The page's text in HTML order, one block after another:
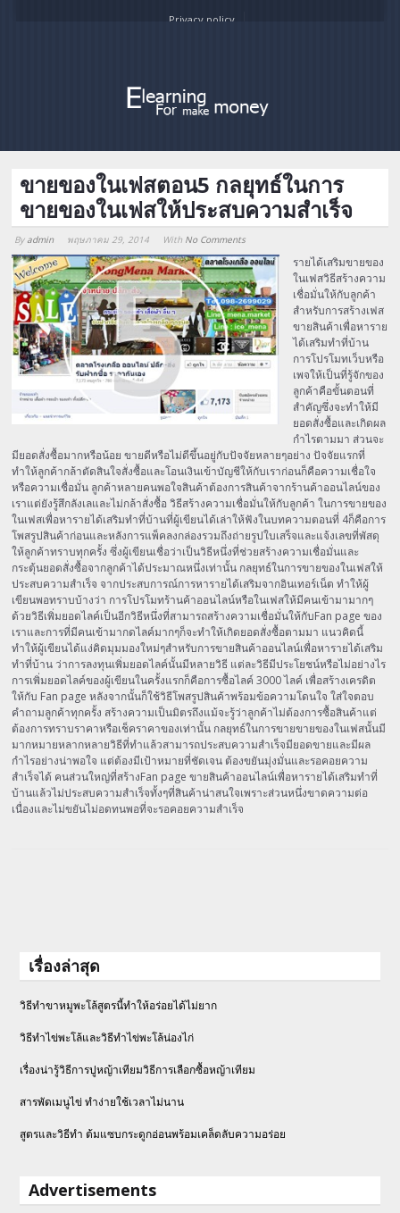
Privacy policy
ขายของในเฟสตอน5 กลยุทธ์ในการ
ขายของในเฟสให้ประสบความสำเร็จ
By admin พฤษภาคม 29, 2014 With No Comments
Array
รายได้เสริมขายของ
ในเฟสวิธีสร้างความ
เชื่อมั่นให้กับลูกค้า
สำหรับการสร้างเฟส
ขายสินค้าเพื่อหาราย
ได้เสริมทำที่บ้าน
การโปรโมทเว็บหรือ
เพจให้เป็นที่รู้จักของ
ลูกค้าคือขั้นตอนที่
สำคัญซึ่งจะทำให้มี
ยอดสั่งซื้อและเกิดผล
กำไรตามมา ส่วนจะ
มียอดสั่งซื้อมากหรือน้อย ขายดีหรือไม่ดีขึ้นอยู่กับปัจจัยหลายๆอย่าง ปัจจัยแรกที่
ทำให้ลูกค้ากล้าตัดสินใจสั่งซื้อและโอนเงินเข้าบัญชีให้กับเราก่อนก็คือความเชื่อใจ
หรือความเชื่อมั่น ลูกค้าหลายคนพอใจสินค้าต้องการสินค้าจากร้านค้าออนไลน์ของ
เราแต่ยังรู้สึกลังเลและไม่กล้าสั่งซื้อ วิธีสร้างความเชื่อมั่นให้กับลูกค้า ในการขายของ
ในเฟสเพื่อหารายได้เสริมทำที่บ้านที่ผู้เขียนได้เล่าให้ฟังในบทความตอนที่ 4ก็คือการ
โพสรูปสินค้าก่อนและหลังการแพ็คลงกล่องรวมถึงถ่ายรูปใบเสร็จและแจ้งเลขที่พัสดุ
ให้ลูกค้าทราบทุกครั้ง ซึ่งผู้เขียนเชื่อว่าเป็นวิธีหนึ่งที่ช่วยสร้างความเชื่อมั่นและ
กระตุ้นยอดสั่งซื้อจากลูกค้าได้ประมาณหนึ่งเท่านั้น กลยุทธ์ในการขายของในเฟสให้
ประสบความสำเร็จ จากประสบการณ์การหารายได้เสริมจากอินเทอร์เน็ต ทำให้ผู้
เขียนพอทราบบ้างว่า การโปรโมทร้านค้าออนไลน์หรือในเฟสให้มีคนเข้ามามากๆ
ด้วยวิธีเพิ่มยอดไลค์เป็นอีกวิธีหนึ่งที่สามารถสร้างความเชื่อมั่นให้กับFan page ของ
เราและการที่มีคนเข้ามากดไลค์มากๆก็จะทำให้เกิดยอดสั่งซื้อตามมา แนวคิดนี้
ทำให้ผู้เขียนได้แง่คิดมุมมองใหม่ๆสำหรับการขายสินค้าออนไลน์เพื่อหารายได้เสริม
ทำที่บ้าน ว่าการลงทุนเพิ่มยอดไลค์นั้นมีหลายวิธี แต่ละวิธีมีประโยชน์หรือไม่อย่างไร
การเพิ่มยอดไลค์ของผู้เขียนในครั้งแรกก็คือการซื้อไลค์ 3000 ไลค์ เพื่อสร้างเครดิต
ให้กับ Fan page หลังจากนั้นก็ใช้วิธีโพสรูปสินค้าพร้อมข้อความโดนใจ ใส่ใจตอบ
คำถามลูกค้าทุกครั้ง สร้างความเป็นมิตรถึงแม้จะรู้ว่าลูกค้าไม่ต้องการซื้อสินค้าแต่
ต้องการทราบราคาหรือเช็คราคาของเท่านั้น กลยุทธ์ในการขายขายของในเฟสนั้นมี
มากหมายหลากหลายวิธีที่ทำแล้วสามารถประสบความสำเร็จมียอดขายและมีผล
กำไรอย่างน่าพอใจ แต่ต้องมีเป้าหมายที่ชัดเจน ต้องขยันมุ่งมั่นและรอคอยความ
สำเร็จได้ คนส่วนใหญ่ที่สร้างFan page ขายสินค้าออนไลน์เพื่อหารายได้เสริมทำที่
บ้านแล้วไม่ประสบความสำเร็จทั้งๆที่สินค้าน่าสนใจเพราะส่วนหนึ่งขาดความต่อ
เนื่องและไม่ขยันไม่อดทนพอที่จะรอคอยความสำเร็จ
เรื่องล่าสุด
วิธีทำขาหมูพะโล้สูตรนี้ทำให้อร่อยได้ไม่ยาก
วิธีทําไข่พะโล้และวิธีทำไข่พะโล้น่องไก่
เรื่องน่ารู้วิธีการปูหญ้าเทียมวิธีการเลือกซื้อหญ้าเทียม
สารพัดเมนูไข่ ทำง่ายใช้เวลาไม่นาน
สูตรและวิธีทำ ต้มแซบกระดูกอ่อนพร้อมเคล็ดลับความอร่อย
Advertisements